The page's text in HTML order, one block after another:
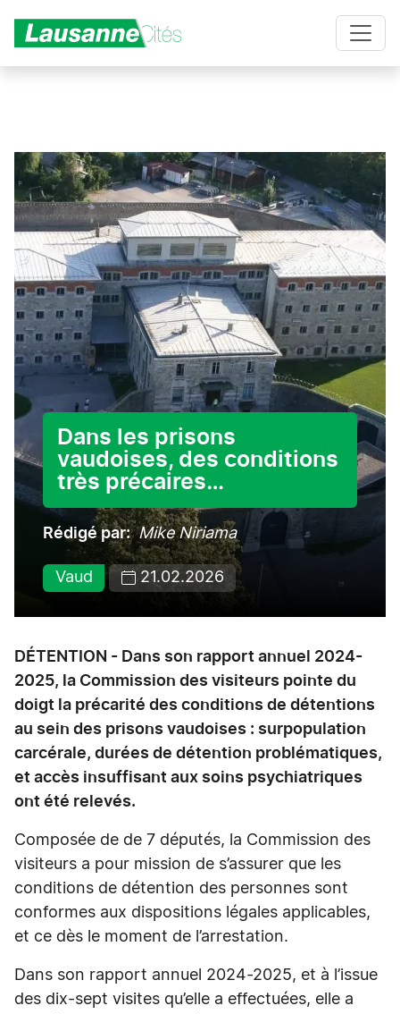
Dans les prisons
vaudoises, des conditions
très précaires…
Rédigé par Mike Niriama
Vaud 21.02.2026
DÉTENTION - Dans son rapport annuel 2024-
2025, la Commission des visiteurs pointe du
doigt la précarité des conditions de détentions
au sein des prisons vaudoises : surpopulation
carcérale, durées de détention problématiques,
et accès insuffisant aux soins psychiatriques
ont été relevés.
Composée de de 7 députés, la Commission des
visiteurs a pour mission de s’assurer que les
conditions de détention des personnes sont
conformes aux dispositions légales applicables,
et ce dès le moment de l’arrestation.
Dans son rapport annuel 2024-2025, et à l’issue
des dix-sept visites qu’elle a effectuées, elle a